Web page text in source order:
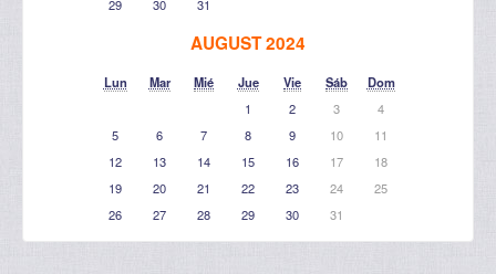
29
30 31
AUGUST 2024
Lun Mar Mié Jue Vie Sáb
Dom
1
2 3
4
5
6 7 8 9 10
11
12
13 14 15 16 17
18
19
20 21 22 23 24
25
26
27 28 29 30 31